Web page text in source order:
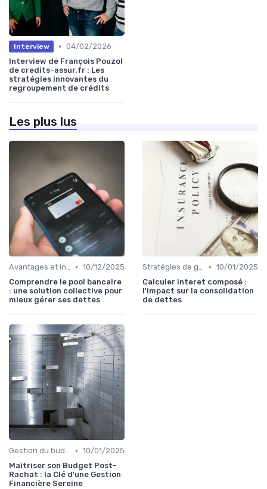
Interview • 04/02/2026
Interview de François Pouzol
de credits-assur.fr : Les
stratégies innovantes du
regroupement de crédits
Les plus lus
Avantages et inconvénients • 10/12/2025
Comprendre le pool bancaire
: une solution collective pour
mieux gérer ses dettes
Stratégies de gestion de dette • 10/01/2025
Calculer interet composé :
l'impact sur la consolidation
de dettes
Gestion du budget après rachat • 10/01/2025
Maîtriser son Budget Post-
Rachat : la Clé d'une Gestion
Financière Sereine